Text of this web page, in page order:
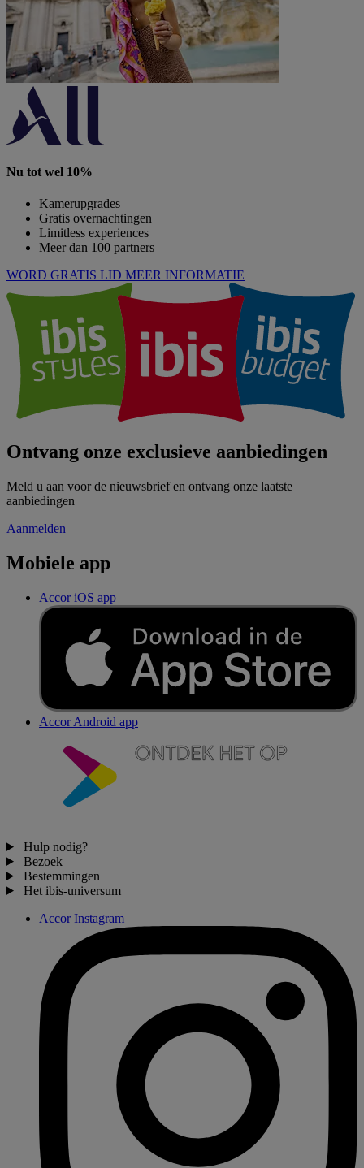
Nu tot wel 10%
Kamerupgrades
Gratis overnachtingen
Limitless experiences
Meer dan 100 partners
WORD GRATIS LID MEER INFORMATIE
Ontvang onze exclusieve aanbiedingen
Meld u aan voor de nieuwsbrief en ontvang onze laatste
aanbiedingen
Aanmelden
Mobiele app
Accor iOS app
Accor Android app
Hulp nodig?
Bezoek
Bestemmingen
Het ibis-universum
Accor Instagram